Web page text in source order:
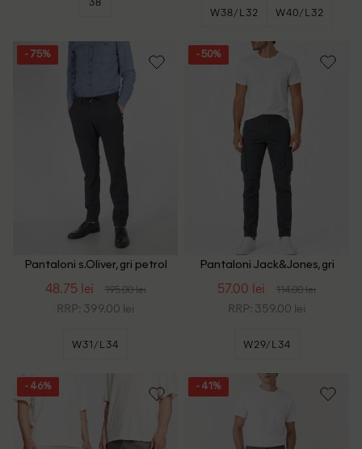
W38/L32 W40/L32
W46/L32
- 75%
Pantaloni s.Oliver, gri petrol
48.75 lei 195.00 lei
RRP: 399.00 lei
W31/L34
- 50%
Pantaloni Jack&Jones, gri
57.00 lei 114.00 lei
RRP: 359.00 lei
W29/L34
- 46% - 41%